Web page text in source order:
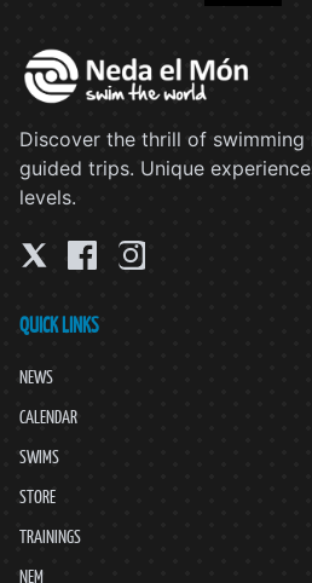
Discover the thrill of
guided trips. Unique
levels.
QUICK LINKS
NEWS
CALENDAR
SWIMS
STORE
TRAININGS
NEM